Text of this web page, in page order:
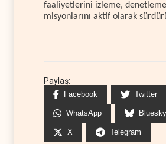
faaliyetlerini izleme,
misyonlarını aktif olarak
Paylaş:
Facebook Twitter
WhatsApp Bluesky
X Telegram